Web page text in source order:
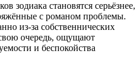
зодиака становятся серьёзнее,
с романом проблемы.
из-за собственнических
очередь, ощущают
и беспокойства